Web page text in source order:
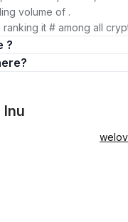
volume of .
it # among all
?
there?
Inu